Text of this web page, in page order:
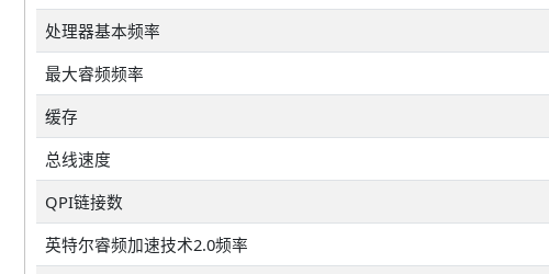
处理器基本频率
最大睿频频率
缓存
总线速度
QPI链接数
英特尔睿频加速技术2.0频率